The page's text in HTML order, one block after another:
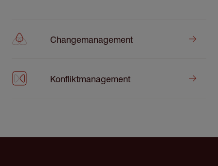
Changemanagement
Konfliktmanagement